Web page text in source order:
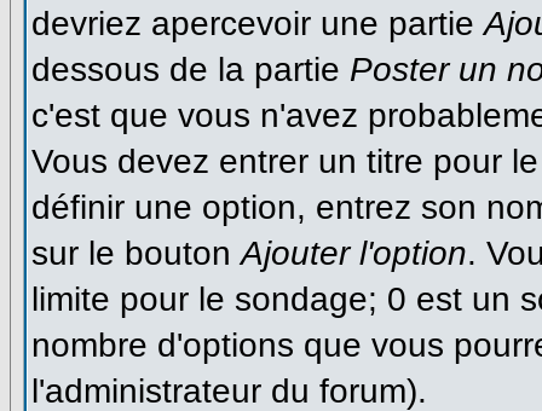
devriez apercevoir une partie
dessous de la partie Poster un
c'est que vous n'avez
Vous devez entrer un titre pour
définir une option, entrez son
sur le boutonAjouter l'option.
limite pour le sondage; 0 est un
nombre d'options que vous
l'administrateur du forum).